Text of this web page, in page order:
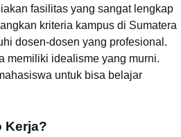
fasilitas yang sangat lengkap
kriteria kampus di Sumatera
dosen-dosen yang profesional.
memiliki idealisme yang murni.
untuk bisa belajar
Kerja?